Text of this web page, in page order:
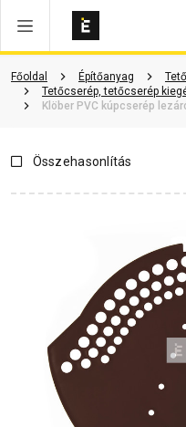
Főoldal Építőanyag
Tetőcserép, tetőcserép
Klöber PVC kúpcserép
Vásárlói vélemények
Összehasonlítás